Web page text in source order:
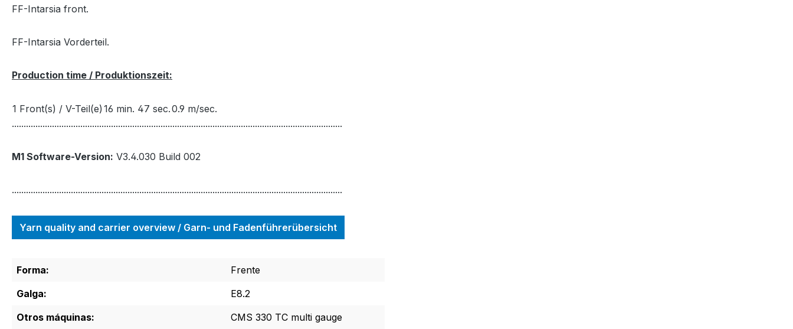
FF-Intarsia front.
FF-Intarsia Vorderteil.
Production time / Produktionszeit:
1 Front(s) / V-Teil(e) 16 min. 47 sec.0.9 m/sec.
............................................................................................................................................
M1 Software-Version: V3.4.030 Build 002
............................................................................................................................................
Yarn quality and carrier overview / Garn- und Fadenführerübersicht
Forma:
Frente
Galga:
E8.2
Otros máquinas:
CMS 330 TC multi gauge